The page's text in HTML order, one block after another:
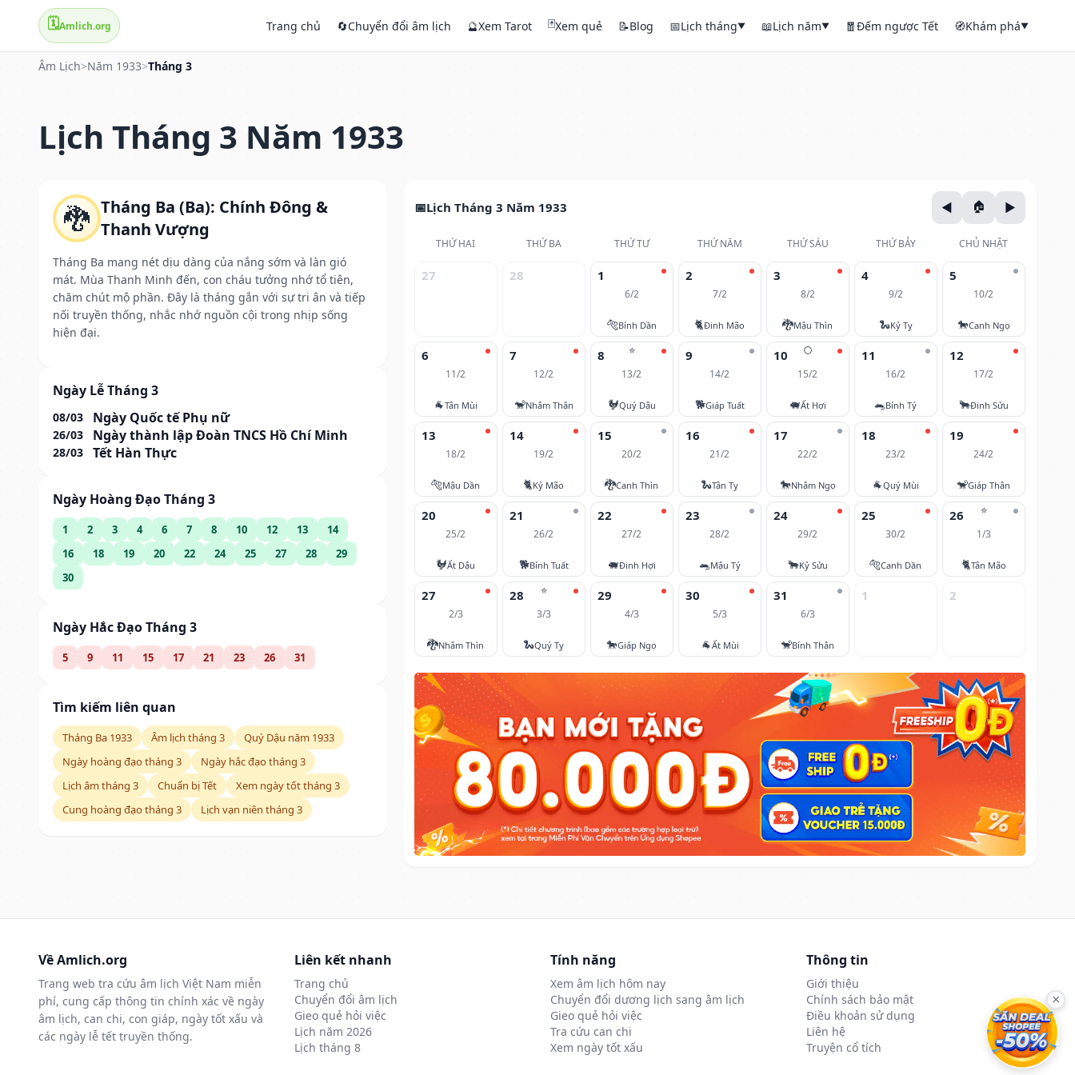
🗓️Amlich.org Trang chủ 🔄Chuyển đổi âm lịch 🔮Xem Tarot 🃏Xem quẻ 📝Blog 📅Lịch tháng▼ 📖Lịch năm▼ 🧧Đếm ngược Tết 🧭Khám phá▼
Âm Lịch>Năm 1933>Tháng 3
Lịch Tháng 3 Năm 1933
🐉 Tháng Ba (Ba): Chính Đông &
Thanh Vượng
Tháng Ba mang nét dịu dàng của nắng sớm và làn gió
mát. Mùa Thanh Minh đến, con cháu tưởng nhớ tổ tiên,
chăm chút mộ phần. Đây là tháng gắn với sự tri ân và tiếp
nối truyền thống, nhắc nhớ nguồn cội trong nhịp sống
hiện đại.
Ngày Lễ Tháng 3
08/03 Ngày Quốc tế Phụ nữ
26/03 Ngày thành lập Đoàn TNCS Hồ Chí Minh
28/03 Tết Hàn Thực
Ngày Hoàng Đạo Tháng 3
1 2 3 4 6 7 8 10 12 13
14
16
18 19 20 22 24 25 27 28
29
30
Ngày Hắc Đạo Tháng 3
5 9 11 15 17 21 23 26 31
Tìm kiếm liên quan
Tháng Ba 1933 Âm lịch tháng 3
Quý Dậu năm 1933
Ngày hoàng đạo tháng 3
Ngày hắc đạo tháng 3
Lịch âm tháng 3
Chuẩn bị Tết
Xem ngày tốt tháng 3
Cung hoàng đạo tháng 3
Lịch vạn niên tháng 3
Lịch Tháng 3 Năm 1933
THỨ HAI THỨ BA THỨ TƯ THỨ NĂM THỨ SÁU THỨ BẢY CHỦ NHẬT
27 28 1
6/2
🐅Bính Dần
2
7/2
🐈Đinh Mão
3
8/2
🐉Mậu Thìn
4
9/2
🐍Kỷ Tỵ
5
10/2
🐎Canh Ngọ
6
11/2
🐐Tân Mùi
7
12/2
🐒Nhâm Thân
⭐
8
13/2
🐓Quý Dậu
9
14/2
🐕Giáp Tuất
🌕
10
15/2
🐖Ất Hợi
11
16/2
🐀Bính Tý
12
17/2
🐂Đinh Sửu
13
18/2
🐅Mậu Dần
14
19/2
🐈Kỷ Mão
15
20/2
🐉Canh Thìn
16
21/2
🐍Tân Tỵ
17
22/2
🐎Nhâm Ngọ
18
23/2
🐐Quý Mùi
19
24/2
🐒Giáp Thân
20
25/2
🐓Ất Dậu
21
26/2
🐕Bính Tuất
22
27/2
🐖Đinh Hợi
23
28/2
🐀Mậu Tý
24
29/2
🐂Kỷ Sửu
25
30/2
🐅Canh Dần
⭐
26
1/3
🐈Tân Mão
27
2/3
🐉Nhâm Thìn
⭐
28
3/3
🐍Quý Tỵ
29
4/3
🐎Giáp Ngọ
30
5/3
🐐Ất Mùi
31
6/3
🐒Bính Thân
1 2
Về Amlich.org
Trang web tra cứu âm lịch Việt Nam miễn
phí, cung cấp thông tin chính xác về ngày
âm lịch, can chi, con giáp, ngày tốt xấu và
các ngày lễ tết truyền thống.
Liên kết nhanh
Trang chủ
Chuyển đổi âm lịch
Gieo quẻ hỏi việc
Lịch năm 2026
Lịch tháng 8
Tính năng
Xem âm lịch hôm nay
Chuyển đổi dương lịch sang âm lịch
Gieo quẻ hỏi việc
Tra cứu can chi
Xem ngày tốt xấu
Thông tin
Giới thiệu
Chính sách bảo mật
Điều khoản sử dụng
Liên hệ
Truyện cổ tích
×